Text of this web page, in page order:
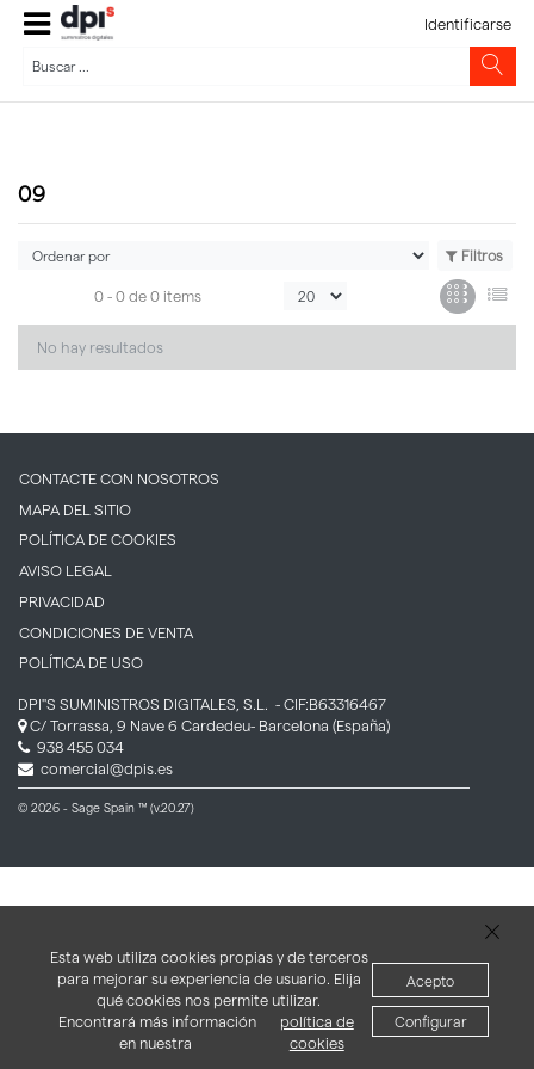
Identificarse
09
Filtros
0 - 0 de 0 items
No hay resultados
CONTACTE CON NOSOTROS
MAPA DEL SITIO
POLÍTICA DE COOKIES
AVISO LEGAL
PRIVACIDAD
CONDICIONES DE VENTA
POLÍTICA DE USO
DPI''S SUMINISTROS DIGITALES, S.L. - CIF:B63316467
C/ Torrassa, 9 Nave 6 Cardedeu- Barcelona (España)
938 455 034
comercial@dpis.es
© 2026 - Sage Spain ™ (v.20.27)
Esta web utiliza cookies propias y de terceros
para mejorar su experiencia de usuario. Elija
qué cookies nos permite utilizar.
Encontrará más información
en nuestra
política de
cookies
Acepto
Configurar